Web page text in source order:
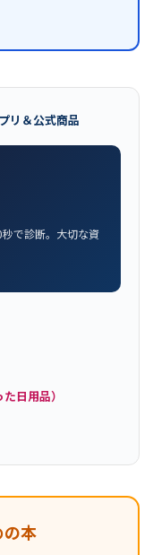
リ＆公式商品
で診断。大切な資
日用品）
本